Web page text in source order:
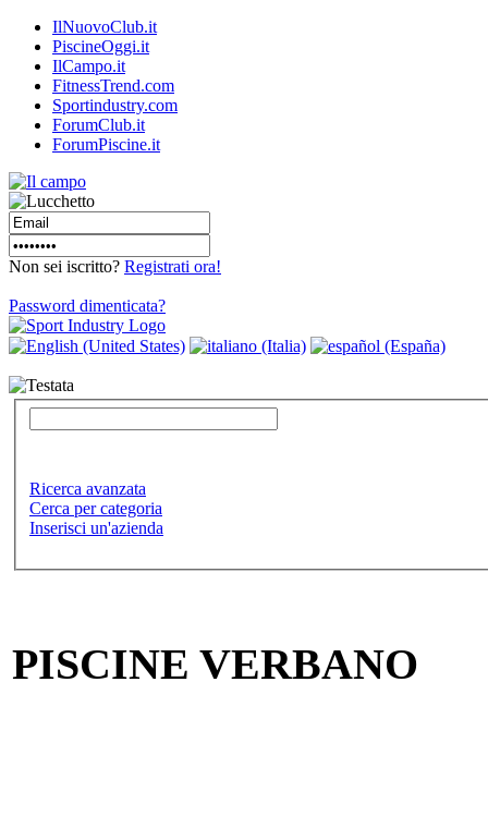
IlNuovoClub.it
PiscineOggi.it
IlCampo.it
FitnessTrend.com
Sportindustry.com
ForumClub.it
ForumPiscine.it
Non sei iscritto? Registrati ora!
Password dimenticata?
Ricerca avanzata
Cerca per categoria
Inserisci un'azienda
PISCINE VERBANO